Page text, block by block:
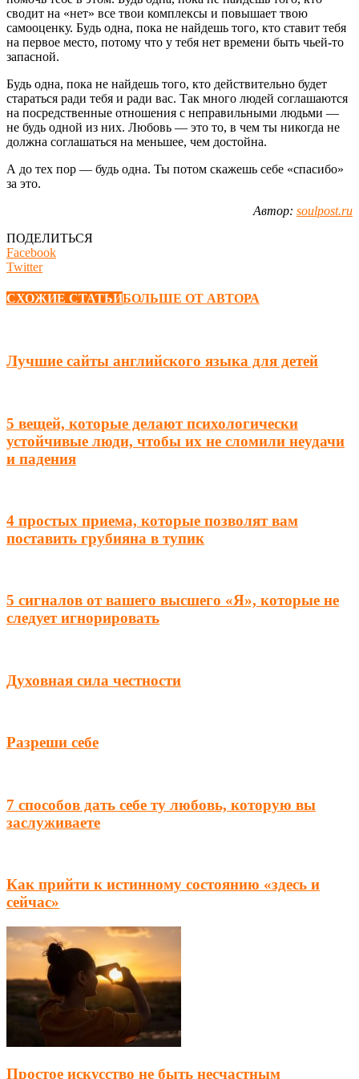
сводит на «нет» все твои комплексы и повышает твою
самооценку. Будь одна, пока не найдешь того, кто ставит тебя
на первое место, потому что у тебя нет времени быть чьей-то
запасной.
Будь одна, пока не найдешь того, кто действительно будет
стараться ради тебя и ради вас. Так много людей соглашаются
на посредственные отношения с неправильными людьми —
не будь одной из них. Любовь — это то, в чем ты никогда не
должна соглашаться на меньшее, чем достойна.
А до тех пор — будь одна. Ты потом скажешь себе «спасибо»
за это.
Автор: soulpost.ru
ПОДЕЛИТЬСЯ
Facebook
Twitter
СХОЖИЕ СТАТЬИБОЛЬШЕ ОТ АВТОРА
Лучшие сайты английского языка для детей
5 вещей, которые делают психологически
устойчивые люди, чтобы их не сломили неудачи
и падения
4 простых приема, которые позволят вам
поставить грубияна в тупик
5 сигналов от вашего высшего «Я», которые не
следует игнорировать
Духовная сила честности
Разреши себе
7 способов дать себе ту любовь, которую вы
заслуживаете
Как прийти к истинному состоянию «здесь и
сейчас»
Простое искусство не быть несчастным